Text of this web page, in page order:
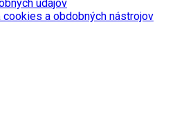
údajov
cookies a obdobných nástrojov